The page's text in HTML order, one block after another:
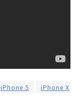
iPhone 5 iPhone X